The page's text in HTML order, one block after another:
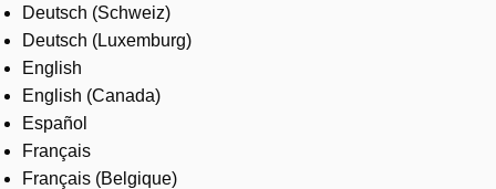
Where to buy
Contact us
Careers
Deutsch (Schweiz)
Deutsch (Luxemburg)
English
English (Canada)
Español
Français
Français (Belgique)